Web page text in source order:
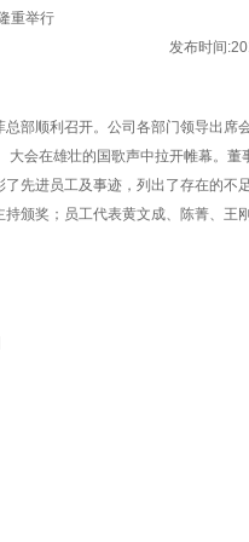
重举行
发布时间
部顺利召开。公司各部门领导出席
大会在雄壮的国歌声中拉开帷幕。董
先进员工及事迹，列出了存在的不
颁奖；员工代表黄文成、陈菁、王